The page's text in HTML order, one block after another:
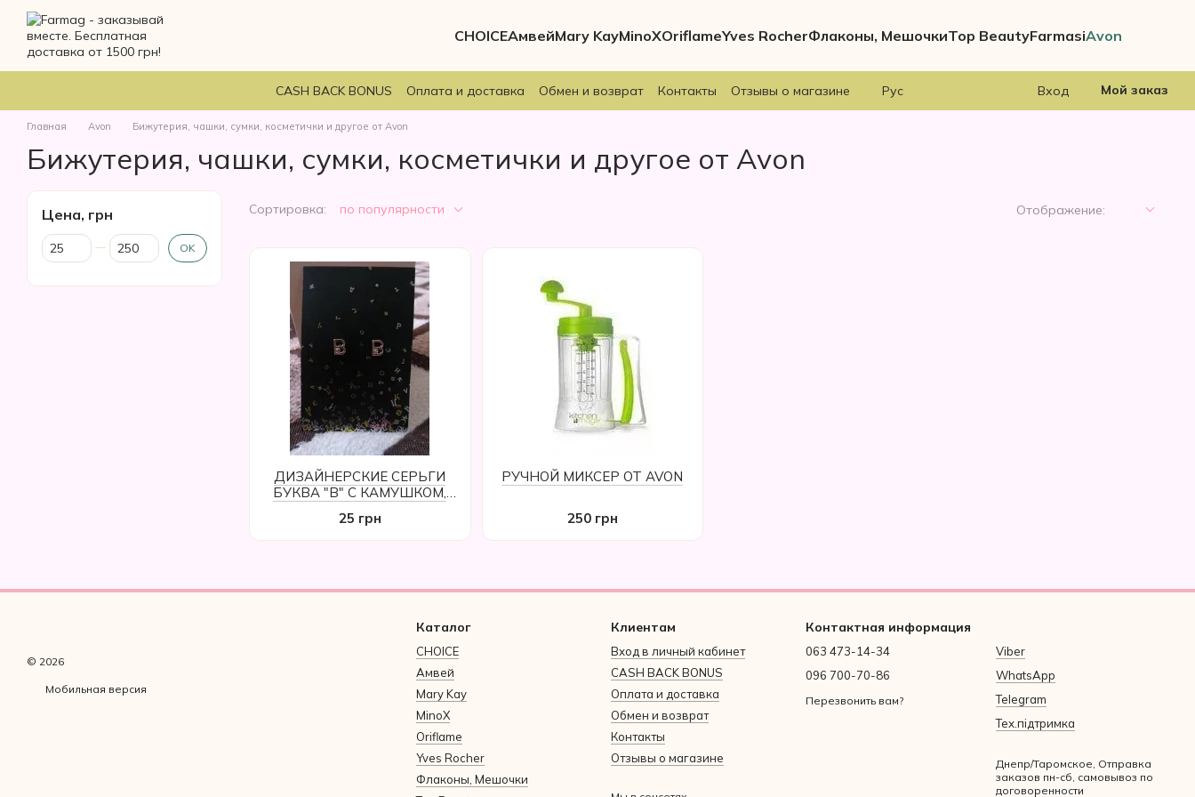
Перейти к основному контенту
CHOICEАмвейMary KayMinoXOriflameYves RocherФлаконы, МешочкиTop BeautyFarmasiAvon
CASH BACK BONUS Оплата и доставка Обмен и возврат Контакты Отзывы о магазине Рус Вход Мой заказ
Главная Avon Бижутерия, чашки, сумки, косметички и другое от Avon
Бижутерия, чашки, сумки, косметички и другое от Avon
Сортировка: по популярности Отображение:
ДИЗАЙНЕРСКИЕ СЕРЬГИ
БУКВА "В" С КАМУШКОМ,
25 грн
РУЧНОЙ МИКСЕР ОТ AVON
250 грн
Цена, грн
От Цена, грн
До Цена, грн OK
© 2026
Мобильная версия
Каталог
CHOICE
Амвей
Mary Kay
MinoX
Oriflame
Yves Rocher
Флаконы, Мешочки
Клиентам
Вход в личный кабинет
CASH BACK BONUS
Оплата и доставка
Обмен и возврат
Контакты
Отзывы о магазине
Контактная информация
063 473-14-34
096 700-70-86
Перезвонить вам?
Viber
WhatsApp
Telegram
Тех.підтримка
Днепр/Таромское, Отправка
заказов пн-сб, самовывоз по
договоренности